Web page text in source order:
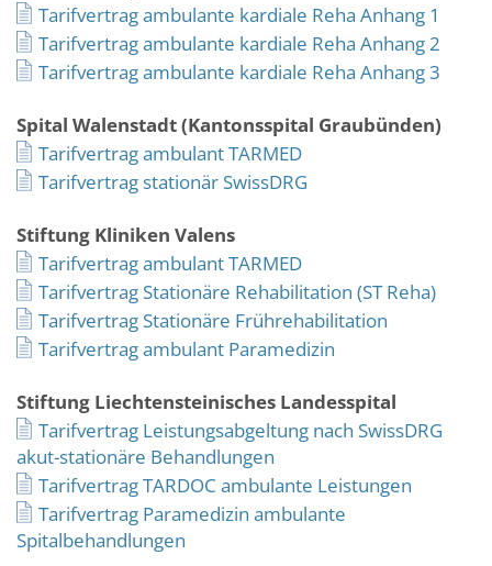
Tarifvertrag ambulante kardiale Reha Anhang 1
Tarifvertrag ambulante kardiale Reha Anhang 2
Tarifvertrag ambulante kardiale Reha Anhang 3
Spital Walenstadt (Kantonsspital Graubünden)
Tarifvertrag ambulant TARMED
Tarifvertrag stationär SwissDRG
Stiftung Kliniken Valens
Tarifvertrag ambulant TARMED
Tarifvertrag Stationäre Rehabilitation (ST Reha)
Tarifvertrag Stationäre Frührehabilitation
Tarifvertrag ambulant Paramedizin
Stiftung Liechtensteinisches Landesspital
Tarifvertrag Leistungsabgeltung nach SwissDRG
akut-stationäre Behandlungen
Tarifvertrag TARDOC ambulante Leistungen
Tarifvertrag Paramedizin ambulante
Spitalbehandlungen